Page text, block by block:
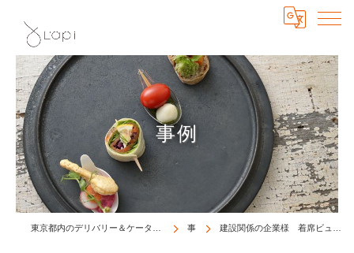
事例
事例 建設関係の企業様 着席ビュフェスタイル120名様パーティー